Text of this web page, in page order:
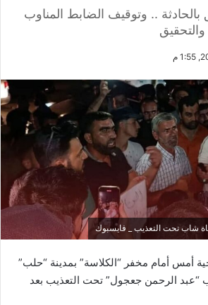
.. وتوقيف الضابط المناوب
شاب تحت التعذيب _ فايسبوك
أمس أمام مخفر “الكلاسة” بمدينة “حلب”
“عبد الرحمن جعجول” تحت التعذيب بعد